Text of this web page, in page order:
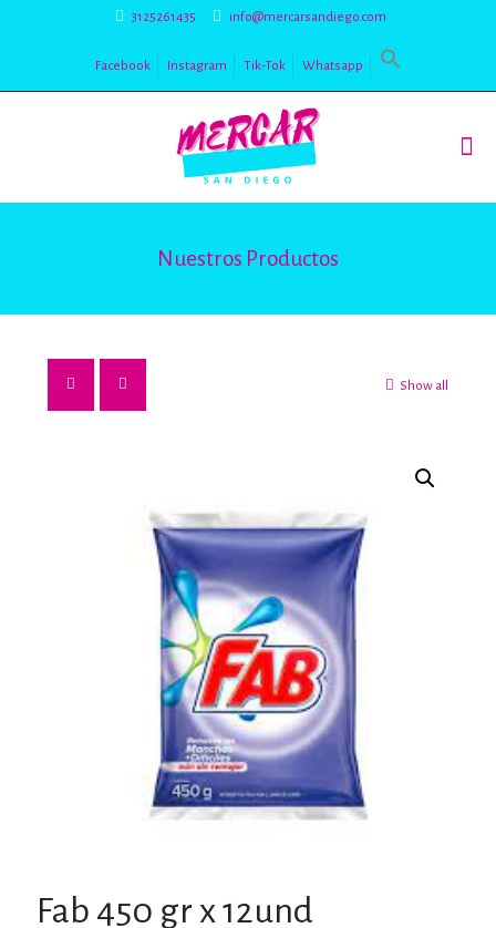
3125261435 info@mercarsandiego.com
Facebook Instagram Tik-Tok Whatsapp
Nuestros Productos
Show all
Fab 450 gr x 12und